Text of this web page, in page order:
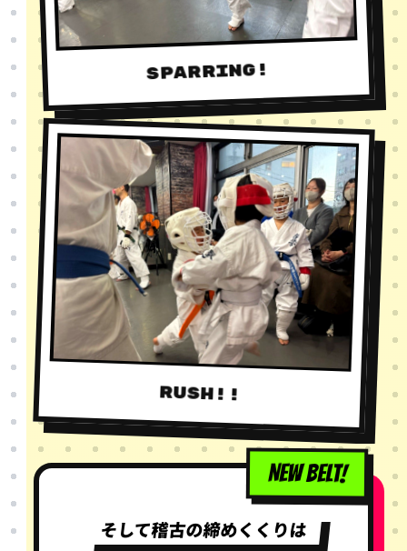
SPARRING!
RUSH!!
そして稽古の締めくくりは
NEW BELT!